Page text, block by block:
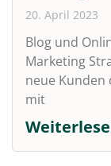
20. April 2023
Blog und
Marketing
neue Kunden
mit